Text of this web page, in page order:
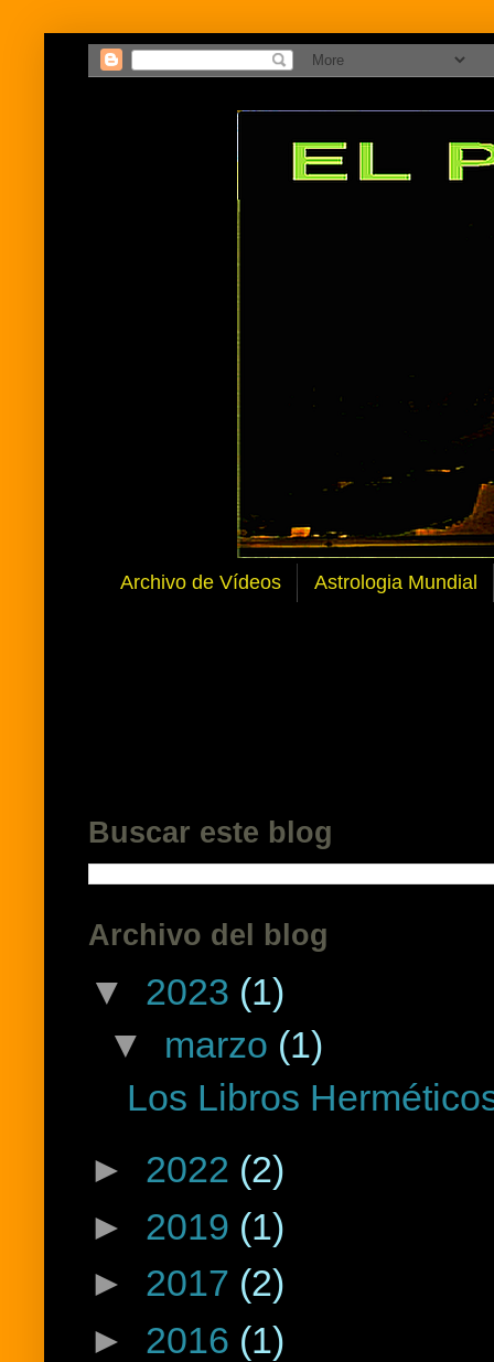
Archivo de Vídeos Astrologia Mundial
Buscar este blog
Archivo del blog
▼ 2023 (1)
▼ marzo (1)
Los Libros
► 2022 (2)
► 2019 (1)
► 2017 (2)
► 2016 (1)